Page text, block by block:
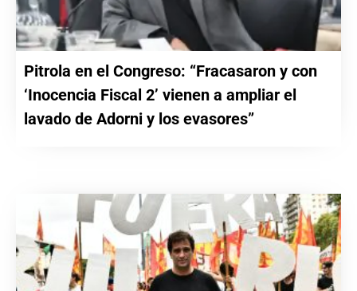
Pitrola en el Congreso: “Fracasaron y con
‘Inocencia Fiscal 2’ vienen a ampliar el
lavado de Adorni y los evasores”